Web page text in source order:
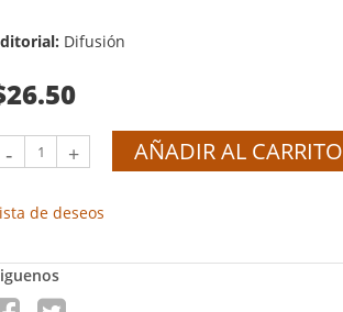
Difusión
- + AÑADIR AL CARRITO
de deseos